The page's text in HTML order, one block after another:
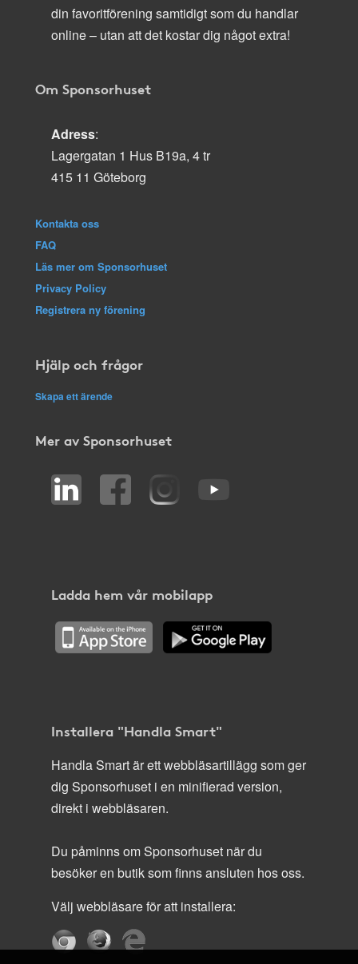
din favoritförening samtidigt som du handlar
online – utan att det kostar dig något extra!
Om Sponsorhuset
Adress:
Lagergatan 1 Hus B19a, 4 tr
415 11 Göteborg
Kontakta oss
FAQ
Läs mer om Sponsorhuset
Privacy Policy
Registrera ny förening
Hjälp och frågor
Skapa ett ärende
Mer av Sponsorhuset
Ladda hem vår mobilapp
Installera "Handla Smart"
Handla Smart är ett webbläsartillägg som ger
dig Sponsorhuset i en minifierad version,
direkt i webbläsaren.
Du påminns om Sponsorhuset när du
besöker en butik som finns ansluten hos oss.
Välj webbläsare för att installera: